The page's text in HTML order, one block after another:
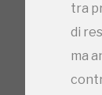
tra
di
ma